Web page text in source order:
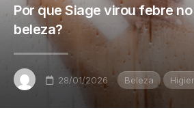
Por que Siage virou febre
beleza?
28/01/2026 Beleza